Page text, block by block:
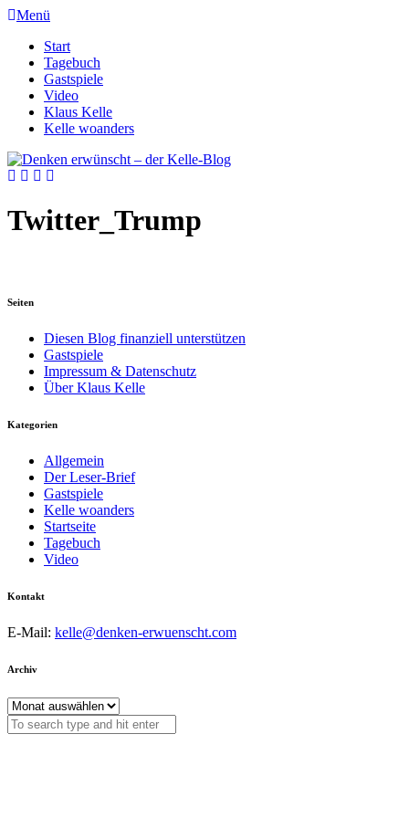
Menü
Start
Tagebuch
Gastspiele
Video
Klaus Kelle
Kelle woanders
Twitter_Trump
Seiten
Diesen Blog finanziell unterstützen
Gastspiele
Impressum & Datenschutz
Über Klaus Kelle
Kategorien
Allgemein
Der Leser-Brief
Gastspiele
Kelle woanders
Startseite
Tagebuch
Video
Kontakt
E-Mail: kelle@denken-erwuenscht.com
Archiv
Archiv